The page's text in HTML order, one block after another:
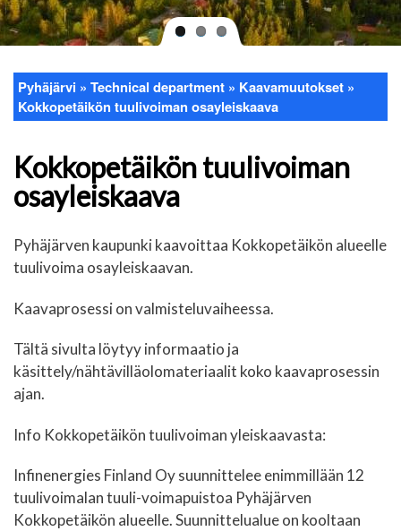
Breadcrumb
Pyhäjärvi Technical department
Kaavamuutokset
Kokkopetäikön tuulivoiman osayleiskaava
Kokkopetäikön tuulivoiman
osayleiskaava
Pyhäjärven kaupunki kaavoittaa Kokkopetäikön alueelle
tuulivoima osayleiskaavan.
Kaavaprosessi on valmisteluvaiheessa.
Tältä sivulta löytyy informaatio ja
käsittely/nähtävilläolomateriaalit koko kaavaprosessin
ajan.
Info Kokkopetäikön tuulivoiman yleiskaavasta:
Infinenergies Finland Oy suunnittelee enimmillään 12
tuulivoimalan tuuli-voimapuistoa Pyhäjärven
Kokkopetäikön alueelle. Suunnittelualue on kooltaan